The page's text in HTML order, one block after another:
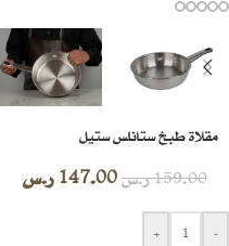
مقلاة طبخ ستانلس ستيل
159.00ر.س147.00 ر.س
-
+